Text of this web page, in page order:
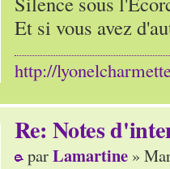
Et si vous avez
http://
Re: Notes
parLamartine »